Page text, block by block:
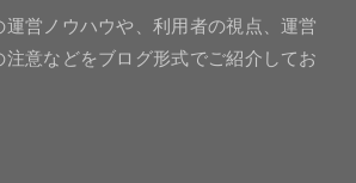
運営ノウハウや、利用者の視点、運営
意などをブログ形式でご紹介してお